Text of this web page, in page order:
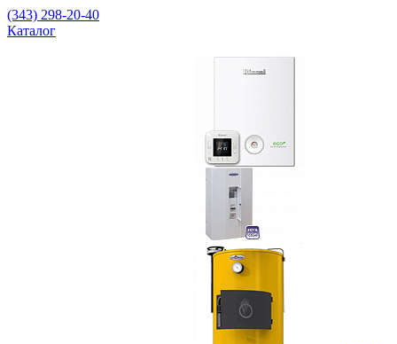
(343) 298-20-40
Каталог